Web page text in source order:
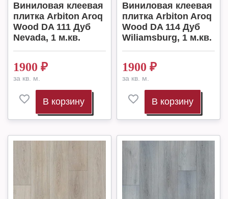
Виниловая клеевая
плитка Arbiton Aroq
Wood DA 111 Дуб
Nevada, 1 м.кв.
1900 ₽
за кв. м.
В корзину
Виниловая клеевая
плитка Arbiton Aroq
Wood DA 114 Дуб
Wiliamsburg, 1 м.кв.
1900 ₽
за кв. м.
В корзину